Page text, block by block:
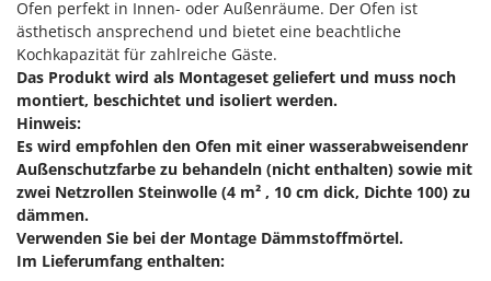
Obstpressen
Olivenernter und Schüttler
P
Palettengabeln für Traktoren
Pelletpressen
Pflüge für Traktor
Planierschilder für Traktoren
Plasmaschneider
Flymo
Fontana Forni
Forest Master
Francini
G
G3 Ferrari
Gardena
Garofalo
Ofen perfekt in Innen- oder Außenräume. Der Ofen ist
ästhetisch ansprechend und bietet eine beachtliche
Kochkapazität für zahlreiche Gäste.
Das Produkt wird als Montageset geliefert und muss noch
montiert, beschichtet und isoliert werden.
Hinweis:
Es wird empfohlen den Ofen mit einer wasserabweisendenr
Außenschutzfarbe zu behandeln (nicht enthalten) sowie mit
zwei Netzrollen Steinwolle (4 m² , 10 cm dick, Dichte 100) zu
dämmen.
Verwenden Sie bei der Montage Dämmstoffmörtel.
Im Lieferumfang enthalten: